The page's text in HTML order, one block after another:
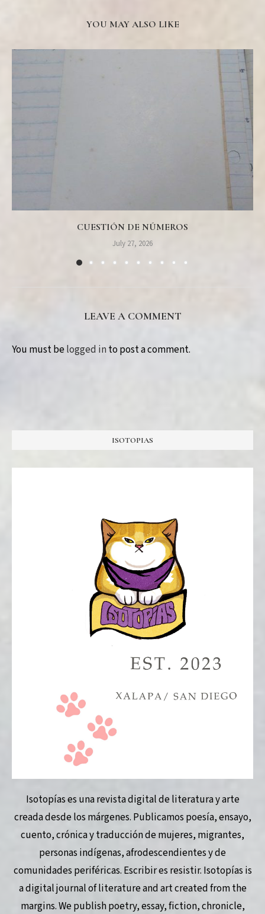
YOU MAY ALSO LIKE
CUESTIÓN DE NÚMEROS
July 27, 2026
LEAVE A COMMENT
You must belogged in to post a comment.
ISOTOPIAS
Isotopías es una revista digital de literatura y arte
creada desde los márgenes. Publicamos poesía, ensayo,
cuento, crónica y traducción de mujeres, migrantes,
personas indígenas, afrodescendientes y de
comunidades periféricas. Escribir es resistir. Isotopías is
a digital journal of literature and art created from the
margins. We publish poetry, essay, fiction, chronicle,